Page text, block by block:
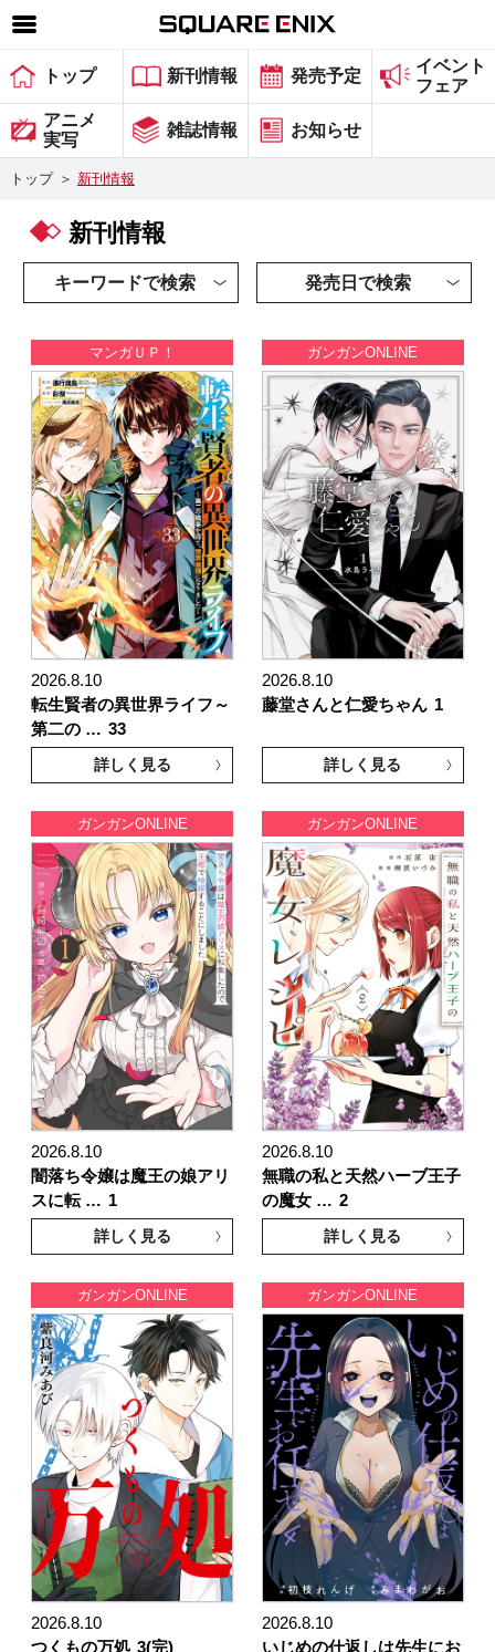
SQUARE ENIX 公式サイトメニュー
ゲーム
マガジン＆ブックス
グッズ
ストア
動画
コラム
会社情報 採用情報
スクウェア・エニックス サイト内検索
トップ 新刊情報 発売予定
イベント
フェア
アニメ
実写
雑誌情報 お知らせ
トップ ＞ 新刊情報
新刊情報
キーワードで検索 発売日で検索
マンガＵＰ！
2026.8.10
転生賢者の異世界ライフ～
第二の … 33
詳しく見る
ガンガンONLINE
2026.8.10
藤堂さんと仁愛ちゃん 1
詳しく見る
ガンガンONLINE
2026.8.10
闇落ち令嬢は魔王の娘アリ
スに転 … 1
詳しく見る
ガンガンONLINE
2026.8.10
無職の私と天然ハーブ王子
の魔女 … 2
詳しく見る
ガンガンONLINE
2026.8.10
つくもの万処 3(完)
ガンガンONLINE
2026.8.10
いじめの仕返しは先生にお